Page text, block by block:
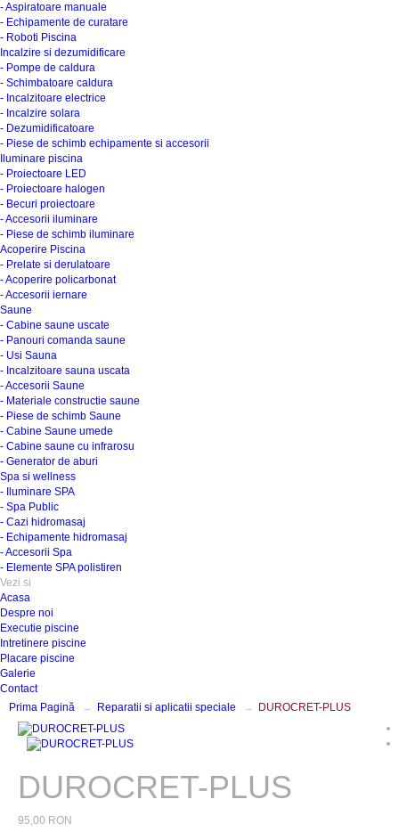
- Aspiratoare manuale
- Echipamente de curatare
- Roboti Piscina
Incalzire si dezumidificare
- Pompe de caldura
- Schimbatoare caldura
- Incalzitoare electrice
- Incalzire solara
- Dezumidificatoare
- Piese de schimb echipamente si accesorii
Iluminare piscina
- Proiectoare LED
- Proiectoare halogen
- Becuri proiectoare
- Accesorii iluminare
- Piese de schimb iluminare
Acoperire Piscina
- Prelate si derulatoare
- Acoperire policarbonat
- Accesorii iernare
Saune
- Cabine saune uscate
- Panouri comanda saune
- Usi Sauna
- Incalzitoare sauna uscata
- Accesorii Saune
- Materiale constructie saune
- Piese de schimb Saune
- Cabine Saune umede
- Cabine saune cu infrarosu
- Generator de aburi
Spa si wellness
- Iluminare SPA
- Spa Public
- Cazi hidromasaj
- Echipamente hidromasaj
- Accesorii Spa
- Elemente SPA polistiren
Vezi si
Acasa
Despre noi
Executie piscine
Intretinere piscine
Placare piscine
Galerie
Contact
Prima Pagină
Reparatii si aplicatii speciale DUROCRET-PLUS
DUROCRET-PLUS
95,00 RON